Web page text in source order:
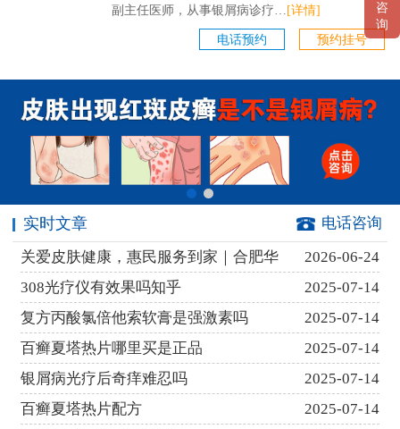
副主任医师，从事银屑病诊疗…
[详情]
电话预约 预约挂号
实时文章
电话咨询
关爱皮肤健康，惠民服务到家｜合肥华
2026-06-24
308光疗仪有效果吗知乎
2025-07-14
复方丙酸氯倍他索软膏是强激素吗
2025-07-14
百癣夏塔热片哪里买是正品
2025-07-14
银屑病光疗后奇痒难忍吗
2025-07-14
百癣夏塔热片配方
2025-07-14
咨
询